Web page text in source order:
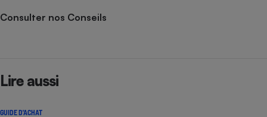
Consulter nos Conseils
Lire aussi
GUIDE D'ACHAT